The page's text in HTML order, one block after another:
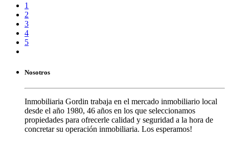
1
2
3
4
5
Nosotros
Inmobiliaria Gordin trabaja en el mercado inmobiliario local
desde el año 1980, 46 años en los que seleccionamos
propiedades para ofrecerle calidad y seguridad a la hora de
concretar su operación inmobiliaria. Los esperamos!